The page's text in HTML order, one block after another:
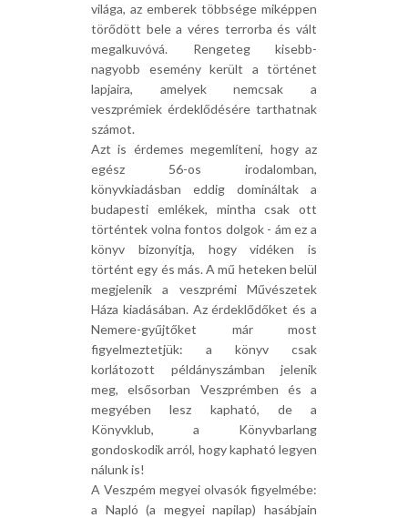
világa, az emberek többsége miképpen
törődött bele a véres terrorba és vált
megalkuvóvá. Rengeteg kisebb-
nagyobb esemény került a történet
lapjaira, amelyek nemcsak a
veszprémiek érdeklődésére tarthatnak
számot.
Azt is érdemes megemlíteni, hogy az
egész 56-os irodalomban,
könyvkiadásban eddig domináltak a
budapesti emlékek, mintha csak ott
történtek volna fontos dolgok - ám ez a
könyv bizonyítja, hogy vidéken is
történt egy és más. A mű heteken belül
megjelenik a veszprémi Művészetek
Háza kiadásában. Az érdeklődőket és a
Nemere-gyűjtőket már most
figyelmeztetjük: a könyv csak
korlátozott példányszámban jelenik
meg, elsősorban Veszprémben és a
megyében lesz kapható, de a
Könyvklub, a Könyvbarlang
gondoskodik arról, hogy kapható legyen
nálunk is!
A Veszpém megyei olvasók figyelmébe:
a Napló (a megyei napilap) hasábjain